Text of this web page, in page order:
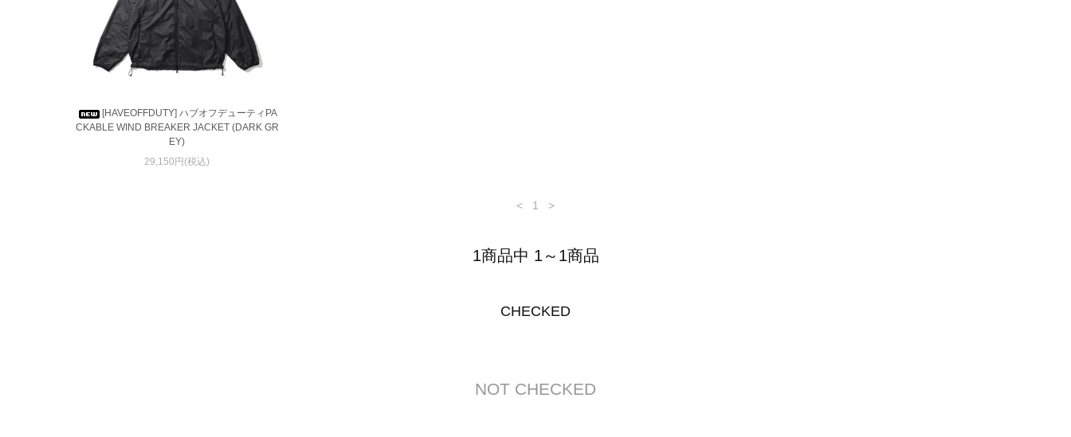
[HAVEOFFDUTY] ハブオフデューティPA
CKABLE WIND BREAKER JACKET (DARK GR
EY)
29,150円(税込)
< 1 >
1商品中 1～1商品
CHECKED
NOT CHECKED